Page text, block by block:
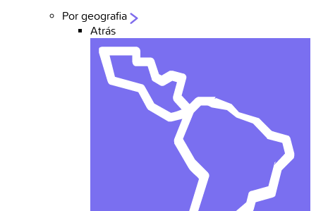
Por geografia
Atrás